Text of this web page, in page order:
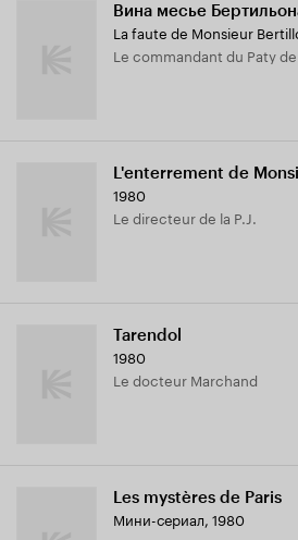
Вина месье
La faute de Monsieur
Le commandant du Paty
L'enterrement de
1980
Le directeur de la P.J.
Tarendol
1980
Le docteur Marchand
Les mystères de Paris
Мини-сериал, 1980